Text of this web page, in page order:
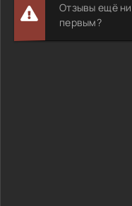
Отзывы ещё
первым?